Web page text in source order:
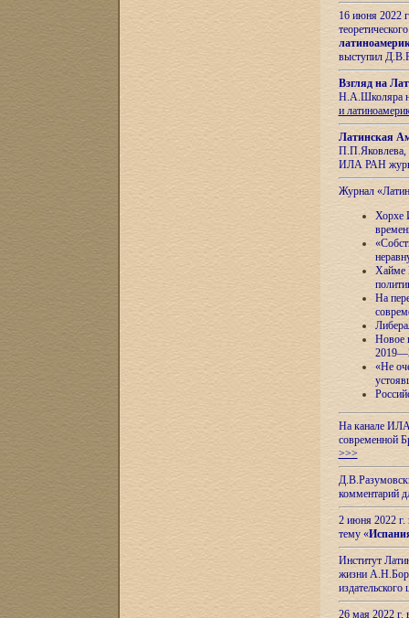
16 июня 2022
выступил
Взгляд на
Н.А.Школяра
и
Латинская
П.П.Яковлева,
ИЛА РАН
Журнал
Хорхе
Хайме
На
Новое
«Не
На канале ИЛА
современной
>>>
комментарий
2 июня 2022 г.
тему «
Институт
жизни
26 мая 2022